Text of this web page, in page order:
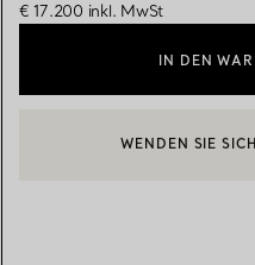
€ 17.200 inkl. MwSt
IN DEN
EINEN